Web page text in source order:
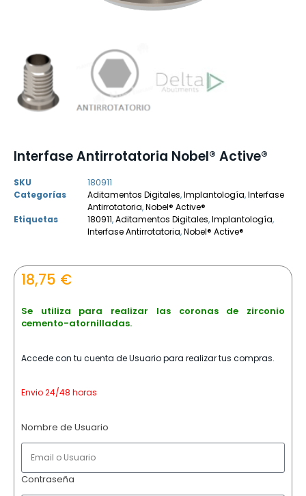
Interfase Antirrotatoria Nobel® Active®
SKU
180911
Categorías
Aditamentos Digitales,Implantología,Interfase
Antirrotatoria,Nobel® Active®
Etiquetas
180911,Aditamentos Digitales,Implantología,
Interfase Antirrotatoria,Nobel® Active®
18,75 €
Se utiliza para realizar las coronas de zirconio
cemento-atornilladas.
Accede con tu cuenta de Usuario para realizar tus compras.
Envio 24/48 horas
Nombre de Usuario
Contraseña